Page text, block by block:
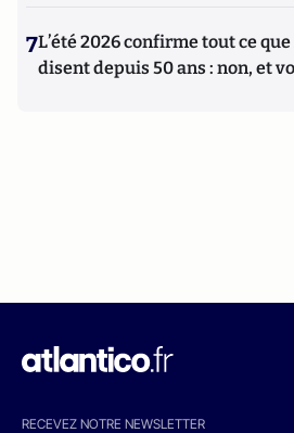
7L’été 2026 confirme tout ce
disent depuis 50 ans : non, et
RECEVEZ NOTRE NEWSLETTER